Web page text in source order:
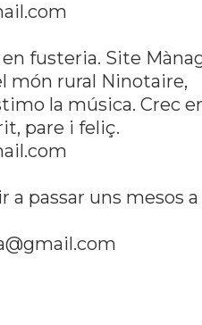
fusteria. Site
món rural Ninotaire,
la música. Crec
pare i feliç.
passar uns mesos a